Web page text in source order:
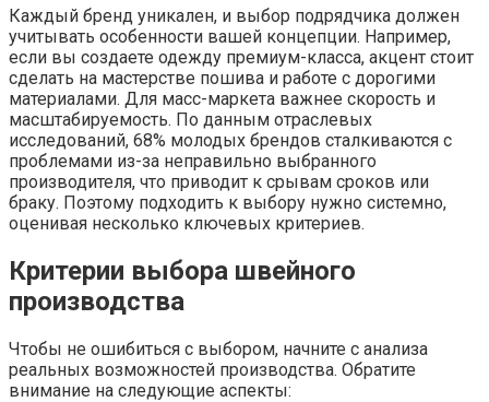
Каждый бренд уникален, и выбор подрядчика должен
учитывать особенности вашей концепции. Например,
если вы создаете одежду премиум-класса, акцент стоит
сделать на мастерстве пошива и работе с дорогими
материалами. Для масс-маркета важнее скорость и
масштабируемость. По данным отраслевых
исследований, 68% молодых брендов сталкиваются с
проблемами из-за неправильно выбранного
производителя, что приводит к срывам сроков или
браку. Поэтому подходить к выбору нужно системно,
оценивая несколько ключевых критериев.
Критерии выбора швейного
производства
Чтобы не ошибиться с выбором, начните с анализа
реальных возможностей производства. Обратите
внимание на следующие аспекты: